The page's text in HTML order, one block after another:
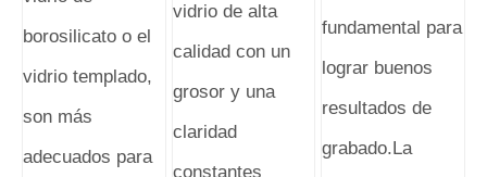
borosilicato o el
vidrio templado,
son más
adecuados para
vidrio de alta
calidad con un
grosor y una
claridad
constantes
fundamental para
lograr buenos
resultados de
grabado.La